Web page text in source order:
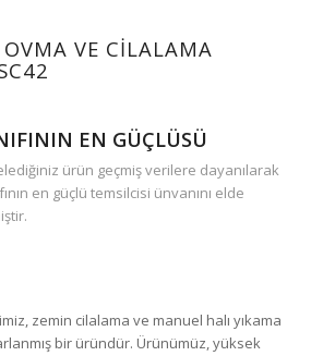
VE CİLALAMA
EN GÜÇLÜSÜ
ürün geçmiş verilere dayanılarak
en güçlü temsilcisi ünvanını elde
zemin cilalama ve manuel halı yıkama
bir üründür. Ürünümüz, yüksek